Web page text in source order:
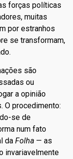
forças políticas
muitas
por estranhos
se transformam,
são
ou
a opinião
O procedimento:
se de
num fato
da Folha — as
invariavelmente